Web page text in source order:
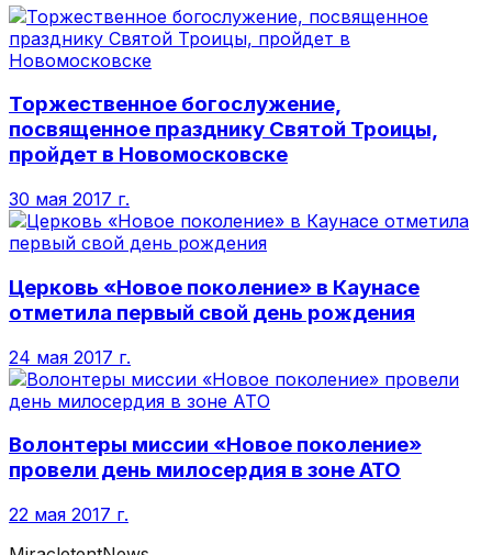
Торжественное богослужение,
посвященное празднику Святой Троицы,
пройдет в Новомосковске
30 мая 2017 г.
Церковь «Новое поколение» в Каунасе
отметила первый свой день рождения
24 мая 2017 г.
Волонтеры миссии «Новое поколение»
провели день милосердия в зоне АТО
22 мая 2017 г.